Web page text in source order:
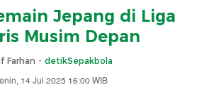
Jepang di Liga
Musim Depan
Farhan - detikSepakbola
14 Jul 2025 16:00 WIB